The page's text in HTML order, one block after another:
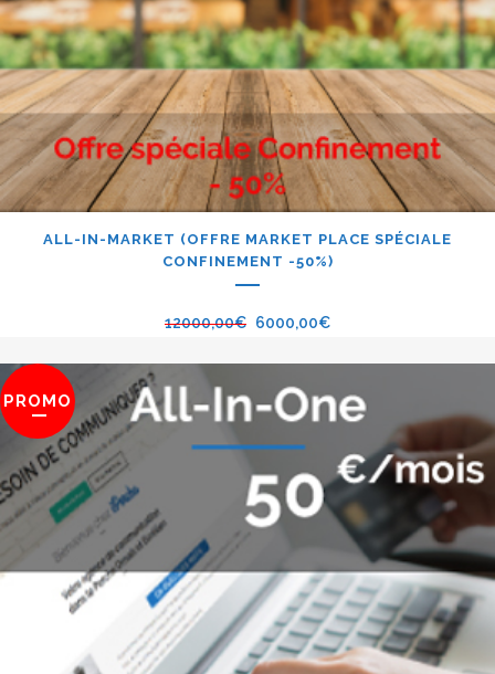
ALL-IN-MARKET (OFFRE MARKET PLACE SPÉCIALE
CONFINEMENT -50%)
12000,00€ 6000,00€
PROMO